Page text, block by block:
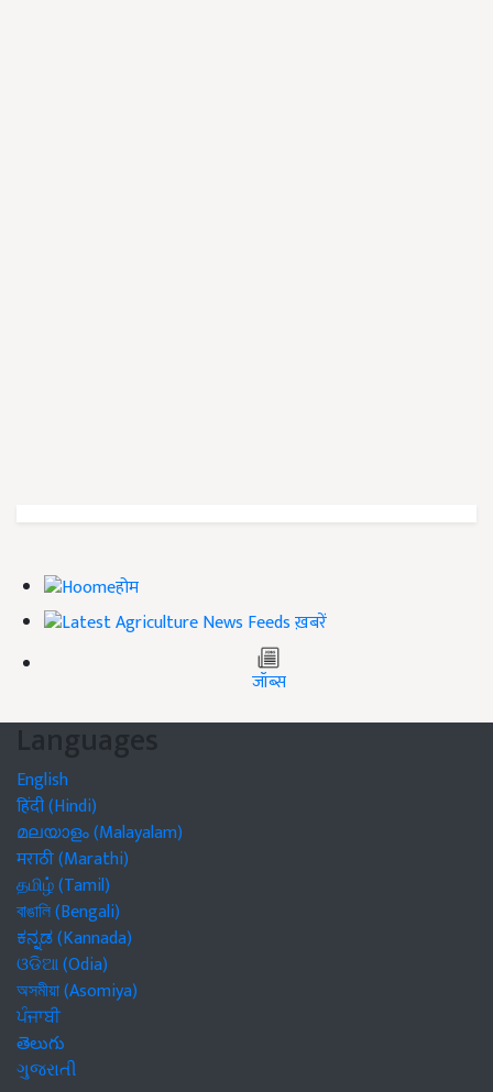
होम
ख़बरें
जॉब्स
Languages
English
हिंदी (Hindi)
മലയാളം (Malayalam)
मराठी (Marathi)
தமிழ் (Tamil)
বাঙালি (Bengali)
ಕನ್ನಡ (Kannada)
ଓଡିଆ (Odia)
অসমীয়া (Asomiya)
ਪੰਜਾਬੀ
తెలుగు
ગુજરાતી